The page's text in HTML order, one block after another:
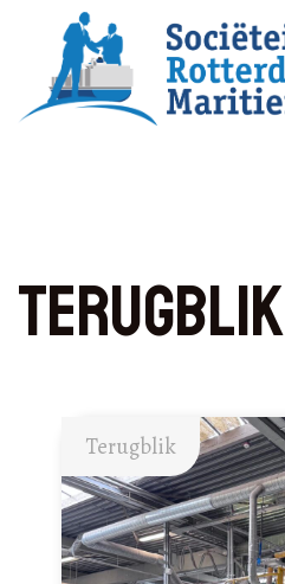
Terugblik
Terugblik